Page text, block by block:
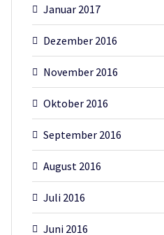
Januar 2017
Dezember 2016
November 2016
Oktober 2016
September 2016
August 2016
Juli 2016
Juni 2016